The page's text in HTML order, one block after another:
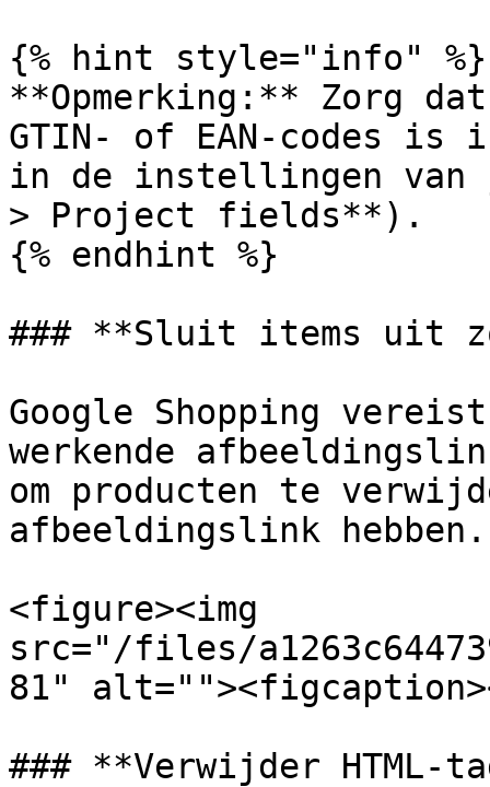
{% hint style="info" %}
**Opmerking:** Zorg
GTIN- of EAN-codes is
in de instellingen van
> Project fields**).
{% endhint %}
### **Sluit items uit
Google Shopping
werkende
om producten te
afbeeldingslink hebben.
<figure><img
src="/files/
81"
### **Verwijder